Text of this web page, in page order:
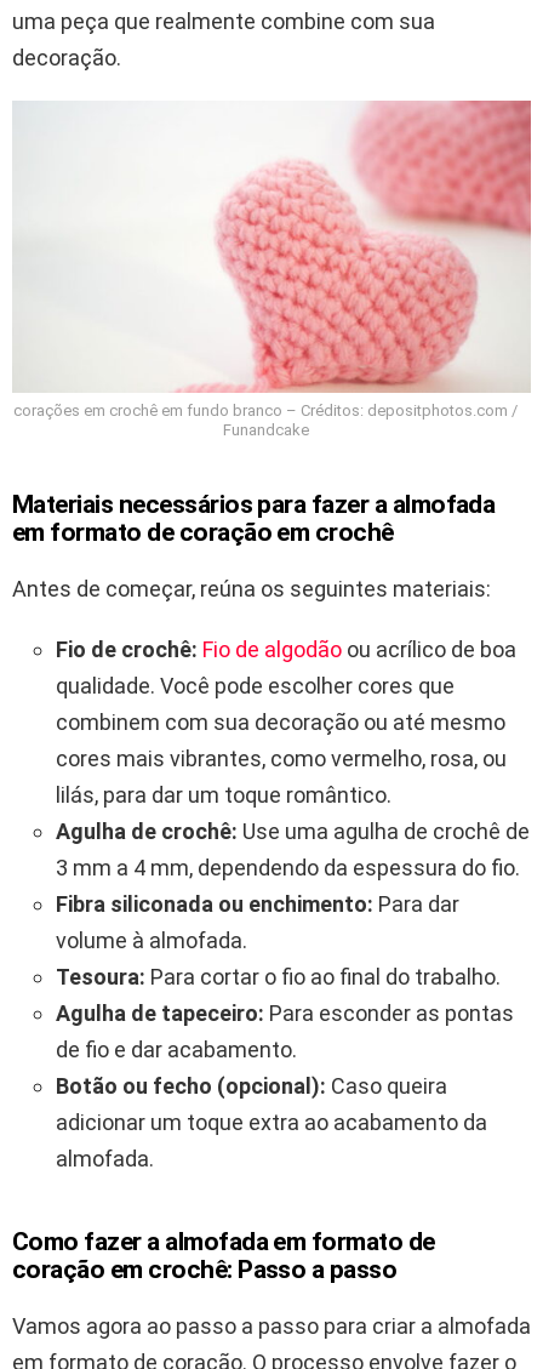
uma peça que realmente combine com sua
decoração.
corações em crochê em fundo branco – Créditos: depositphotos.com /
Funandcake
Materiais necessários para fazer a almofada
em formato de coração em crochê
Antes de começar, reúna os seguintes materiais:
Fio de crochê: Fio de algodão ou acrílico de boa
qualidade. Você pode escolher cores que
combinem com sua decoração ou até mesmo
cores mais vibrantes, como vermelho, rosa, ou
lilás, para dar um toque romântico.
Agulha de crochê: Use uma agulha de crochê de
3 mm a 4 mm, dependendo da espessura do fio.
Fibra siliconada ou enchimento: Para dar
volume à almofada.
Tesoura: Para cortar o fio ao final do trabalho.
Agulha de tapeceiro: Para esconder as pontas
de fio e dar acabamento.
Botão ou fecho (opcional): Caso queira
adicionar um toque extra ao acabamento da
almofada.
Como fazer a almofada em formato de
coração em crochê: Passo a passo
Vamos agora ao passo a passo para criar a almofada
em formato de coração. O processo envolve fazer o